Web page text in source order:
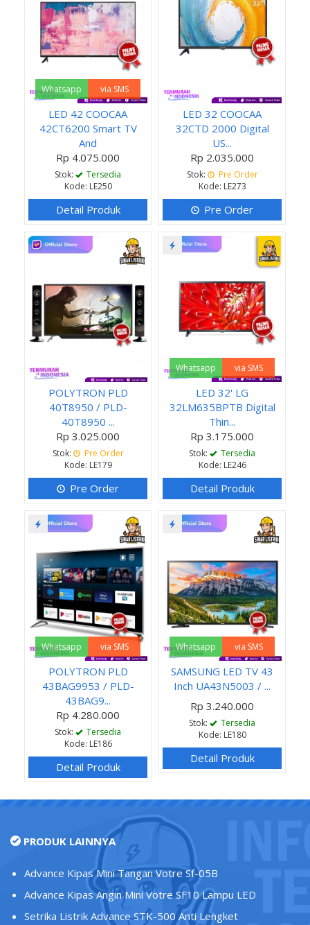
Whatsapp via SMS
LED 42 COOCAA
42CT6200 Smart TV
And
Rp 4.075.000
Stok:
Tersedia
Kode: LE250
Detail Produk
LED 32 COOCAA
32CTD 2000 Digital
US...
Rp 2.035.000
Stok:
Pre Order
Kode: LE273
Pre Order
POLYTRON PLD
40T8950 / PLD-
40T8950 ...
Rp 3.025.000
Stok:
Pre Order
Kode: LE179
Pre Order
Whatsapp via SMS
LED 32' LG
32LM635BPTB Digital
Thin...
Rp 3.175.000
Stok:
Tersedia
Kode: LE246
Detail Produk
Whatsapp via SMS
POLYTRON PLD
43BAG9953 / PLD-
43BAG9...
Rp 4.280.000
Stok:
Tersedia
Kode: LE186
Detail Produk
Whatsapp via SMS
SAMSUNG LED TV 43
Inch UA43N5003 / ...
Rp 3.240.000
Stok:
Tersedia
Kode: LE180
Detail Produk
PRODUK LAINNYA
Advance Kipas Mini Tangan Votre Sf-05B
Advance Kipas Angin Mini Votre SF10 Lampu LED
Setrika Listrik Advance STK-500 Anti Lengket